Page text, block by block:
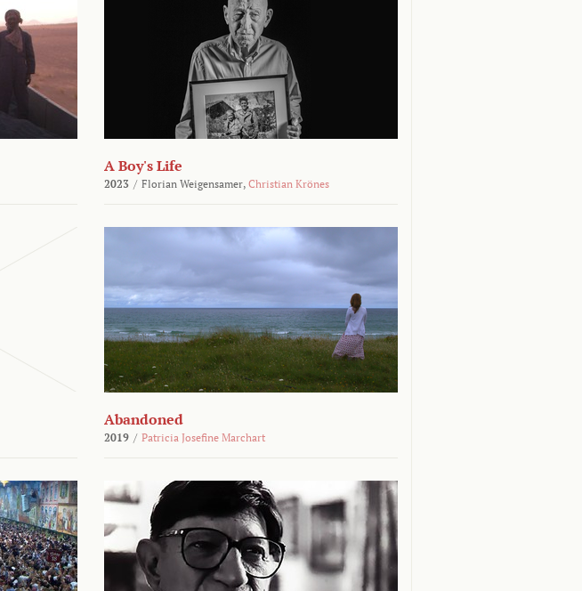
A Boy's Life
2023 / Florian Weigensamer, Christian Krönes
Abandoned
2019 / Patricia Josefine Marchart